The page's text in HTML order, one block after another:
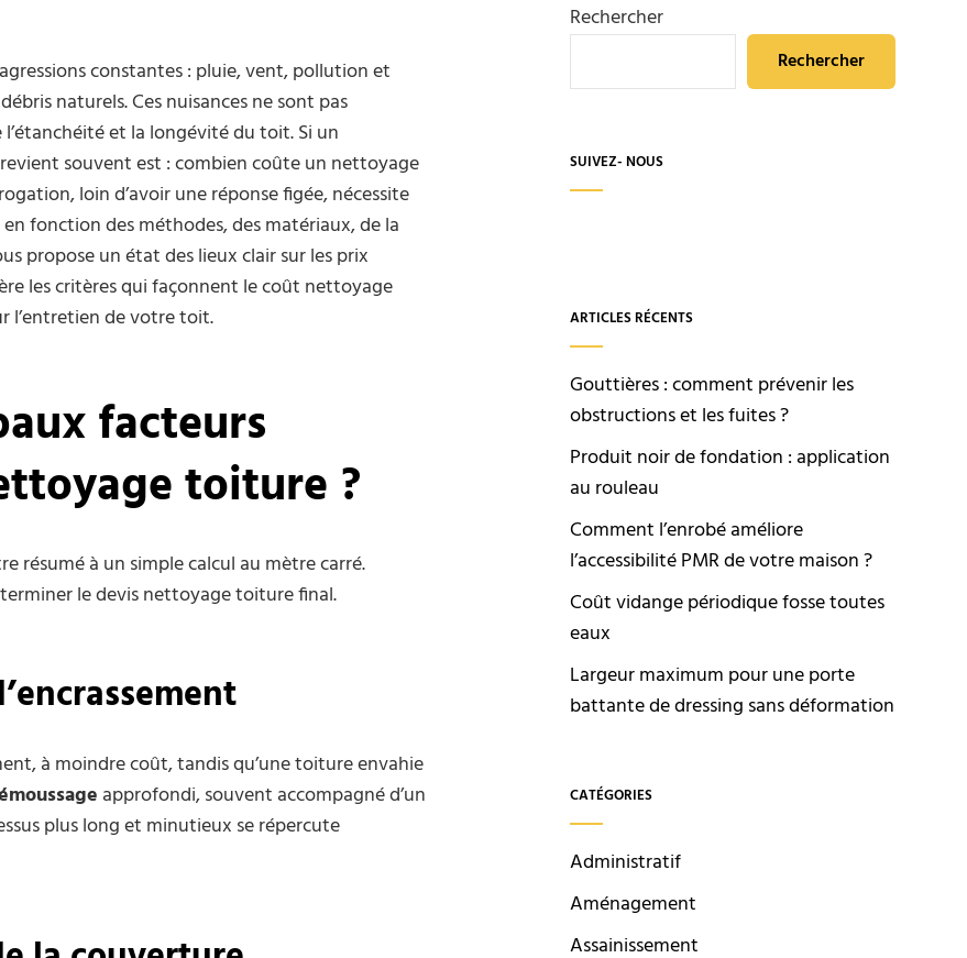
constantes : pluie, vent, pollution et
naturels. Ces nuisances ne sont pas
et la longévité du toit. Si un
souvent est : combien coûte un nettoyage
loin d’avoir une réponse figée, nécessite
fonction des méthodes, des matériaux, de la
propose un état des lieux clair sur les prix
les critères qui façonnent le coût nettoyage
l’entretien de votre toit.
facteurs
toiture ?
résumé à un simple calcul au mètre carré.
le devis nettoyage toiture final.
à moindre coût, tandis qu’une toiture envahie
approfondi, souvent accompagné d’un
plus long et minutieux se répercute
Rechercher
Rechercher
SUIVEZ- NOUS
ARTICLES RÉCENTS
Gouttières : comment prévenir les
obstructions et les fuites ?
Produit noir de fondation : application
au rouleau
Comment l’enrobé améliore
l’accessibilité PMR de votre maison ?
Coût vidange périodique fosse toutes
eaux
Largeur maximum pour une porte
battante de dressing sans déformation
CATÉGORIES
Administratif
Aménagement
Assainissement